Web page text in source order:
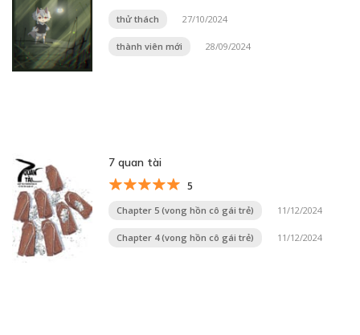
thử thách 27/10/2024
thành viên mới 28/09/2024
7 quan tài
5
Chapter 5 (vong hồn cô gái trẻ) 11/12/2024
Chapter 4 (vong hồn cô gái trẻ) 11/12/2024